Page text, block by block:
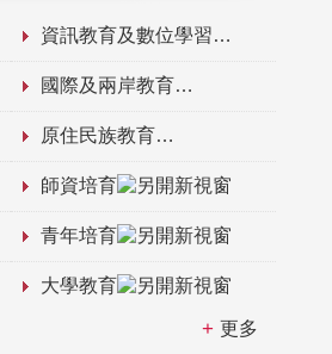
資訊教育及數位學習
國際及兩岸教育
原住民族教育
師資培育
青年培育
大學教育
更多